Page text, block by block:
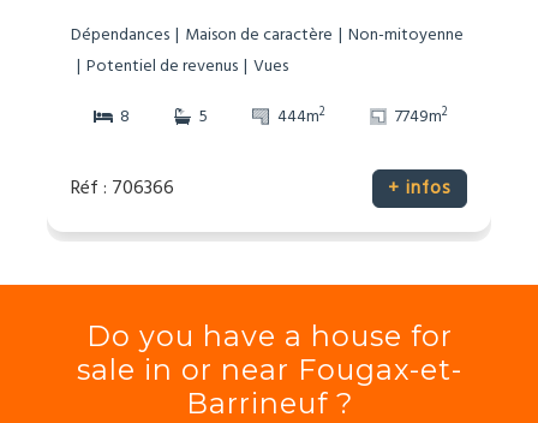
Dépendances Maison de caractère
Non-mitoyenne
Potentiel de revenus Vues
8
5 444m2 7749m2
Réf : 706366 + infos
Do you have a house for
sale in or near Fougax-et-
Barrineuf ?